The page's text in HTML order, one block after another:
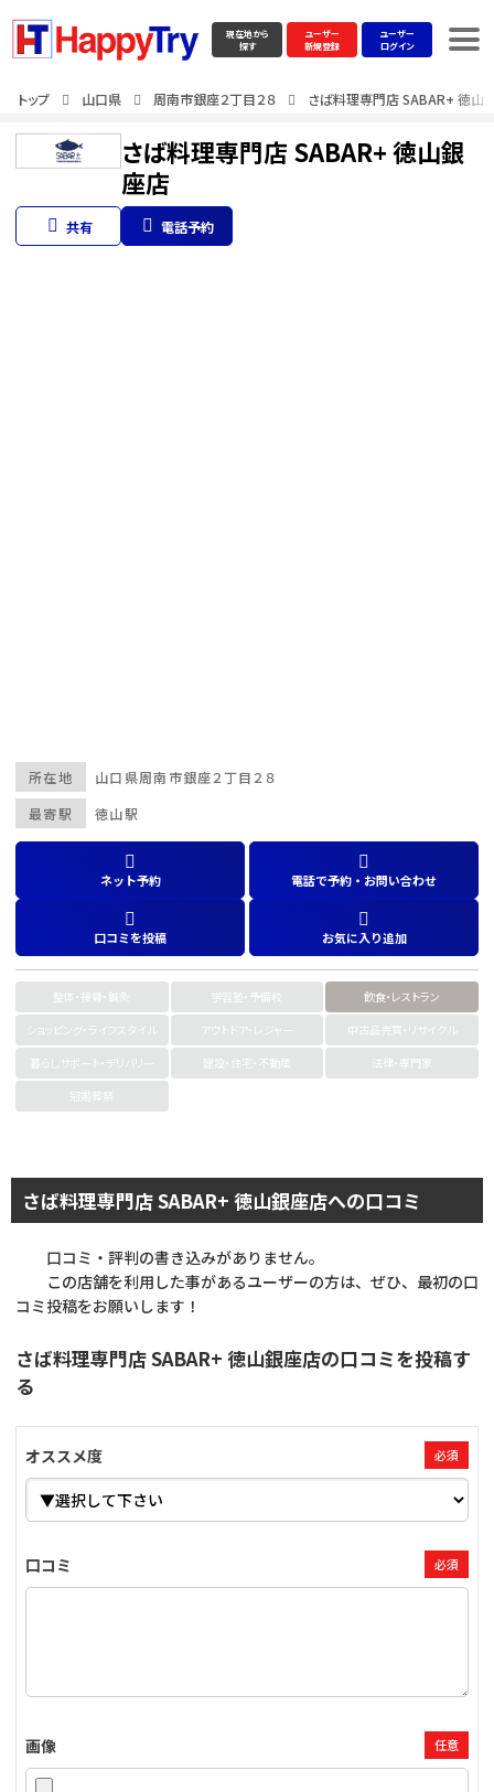
現在地から
探す
ユーザー
新規登録
ユーザー
ログイン
トップ 山口県 周南市銀座２丁目２８ さば料理専門店 SABAR+ 徳山
さば料理専門店 SABAR+ 徳山銀
座店
共有 電話予約
最寄駅 徳山駅
所在地 山口県周南市銀座２丁目２８
ネット予約 電話で予約・お問い合わせ
口コミを投稿 お気に入り追加
整体・接骨・鍼灸 学習塾・予備校
飲食・レストラン
ショッピング・ライフスタイル
アウトドア・レジャー
中古品売買・リサイクル
暮らしサポート・デリバリー
建設・住宅・不動産
法律・専門家
冠婚葬祭
さば料理専門店 SABAR+ 徳山銀座店への口コミ
口コミ・評判の書き込みがありません。
この店舗を利用した事があるユーザーの方は、ぜひ、最初の口
コミ投稿をお願いします！
さば料理専門店 SABAR+ 徳山銀座店の口コミを投稿す
る
オススメ度 必須
口コミ 必須
画像 任意